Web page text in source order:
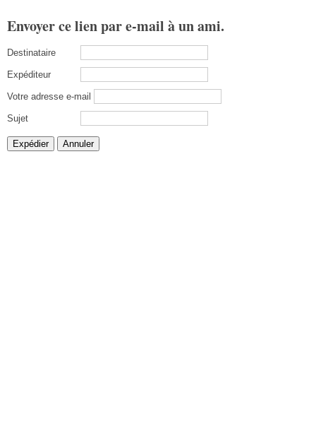
Envoyer ce lien par e-mail à un ami.
Destinataire
Expéditeur
Votre adresse e-mail
Sujet
Expédier Annuler